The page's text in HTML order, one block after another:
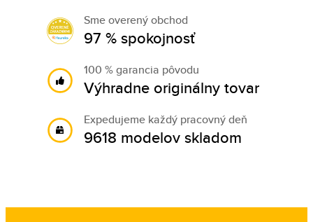
Sme overený obchod
97 % spokojnosť
100 % garancia pôvodu
Výhradne originálny tovar
Expedujeme každý pracovný deň
9618 modelov skladom